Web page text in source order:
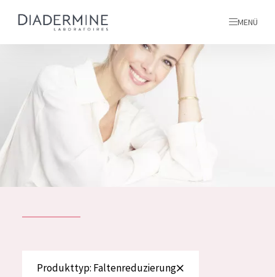
PRODUKTTYP
ALLE PRODUKTE
MENÜ
Über uns
Inspiration
French
Produkttyp: Faltenreduzierung